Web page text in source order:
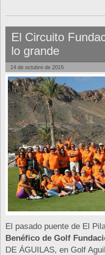
El Circuito
lo grande
14 de octubre de 2015
El pasado puente de El
Benéfico de Golf
DE ÁGUILAS, en Golf